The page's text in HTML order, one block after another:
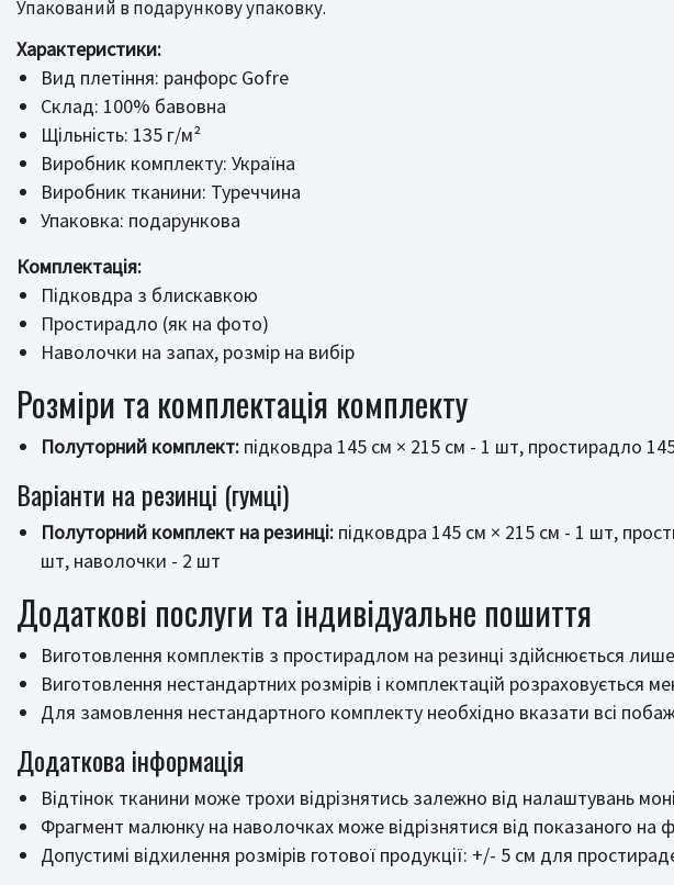
Упакований в подарункову упаковку.
Характеристики:
Вид плетіння: ранфорс Gofre
Склад: 100% бавовна
Щільність: 135 г/м²
Виробник комплекту: Україна
Виробник тканини: Туреччина
Упаковка: подарункова
Комплектація:
Підковдра з блискавкою
Простирадло (як на фото)
Наволочки на запах, розмір на вибір
Розміри та комплектація комплекту
Полуторний комплект: підковдра 145 см × 215 см - 1 шт, простирадло
Варіанти на резинці (гумці)
Полуторний комплект на резинці: підковдра 145 см × 215 см - 1 шт,
шт, наволочки - 2 шт
Додаткові послуги та індивідуальне пошиття
Виготовлення комплектів з простирадлом на резинці здійснюється
Виготовлення нестандартних розмірів і комплектацій розраховується
Для замовлення нестандартного комплекту необхідно вказати всі
Додаткова інформація
Відтінок тканини може трохи відрізнятись залежно від налаштувань
Фрагмент малюнку на наволочках може відрізнятися від показаного на
Допустимі відхилення розмірів готової продукції: +/- 5 см для